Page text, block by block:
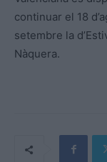
continuar el 18
setembre la
Nàquera.